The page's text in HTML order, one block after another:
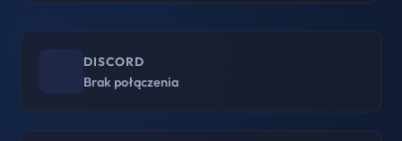
DISCORD
Brak połączenia